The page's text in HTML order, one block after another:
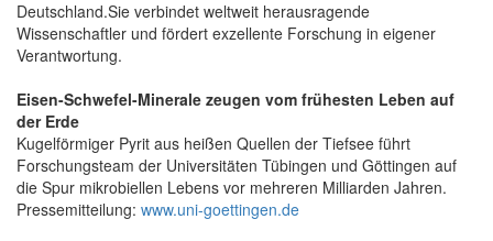
Deutschland.Sie verbindet weltweit herausragende
Wissenschaftler und fördert exzellente Forschung in eigener
Verantwortung.
Eisen-Schwefel-Minerale zeugen vom frühesten Leben auf
der Erde
Kugelförmiger Pyrit aus heißen Quellen der Tiefsee führt
Forschungsteam der Universitäten Tübingen und Göttingen auf
die Spur mikrobiellen Lebens vor mehreren Milliarden Jahren.
Pressemitteilung: www.uni-goettingen.de